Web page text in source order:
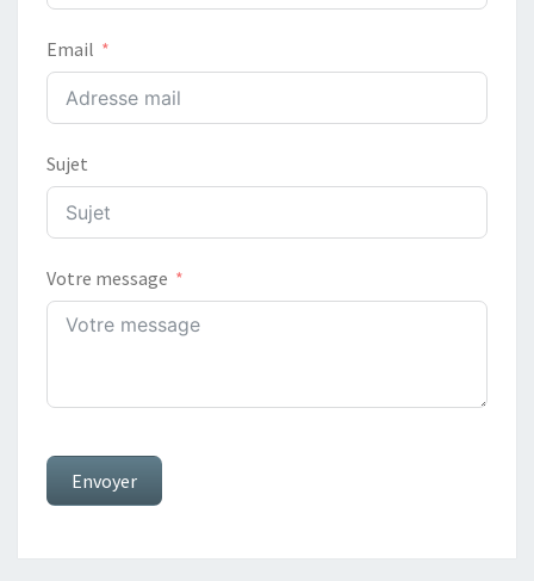
Email
Sujet
Votre message
Envoyer